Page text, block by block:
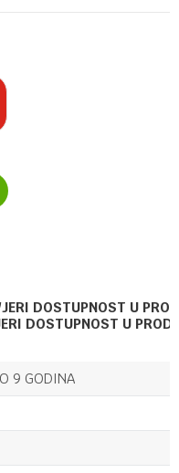
DOSTUPNOST U
9 GODINA